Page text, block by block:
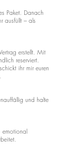
Paket. Danach
ausfüllt – als
erstellt. Mit
reserviert.
ihr mir euren
und halte
emotional